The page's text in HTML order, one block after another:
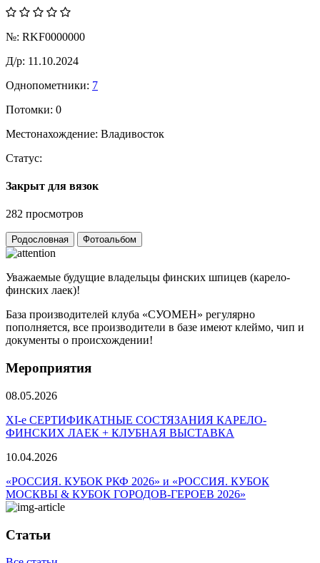
№: RKF0000000
Д/р: 11.10.2024
Однопометники: 7
Потомки: 0
Местонахождение: Владивосток
Статус:
Закрыт для вязок
282 просмотров
Родословная Фотоальбом
Уважаемые будущие владельцы финских шпицев (карело-
финских лаек)!
База производителей клуба «СУОМЕН» регулярно
пополняется, все производители в базе имеют клеймо, чип и
документы о происхождении!
Мероприятия
08.05.2026
ХI-е СЕРТИФИКАТНЫЕ СОСТЯЗАНИЯ КАРЕЛО-
ФИНСКИХ ЛАЕК + КЛУБНАЯ ВЫСТАВКА
10.04.2026
«РОССИЯ. КУБОК РКФ 2026» и «РОССИЯ. КУБОК
МОСКВЫ & КУБОК ГОРОДОВ-ГЕРОЕВ 2026»
Статьи